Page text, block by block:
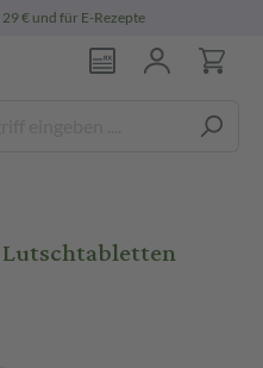
29 € und für E-Rezepte